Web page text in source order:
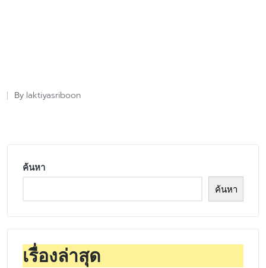
Posted
By laktiyasriboon
ค้นหา
ค้นหา
เรื่องล่าสุด